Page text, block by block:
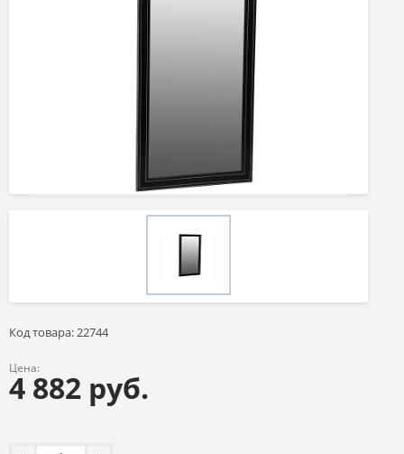
Код товара: 22744
Цена:
4 882 руб.